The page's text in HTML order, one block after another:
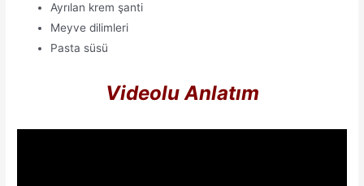
Ayrılan krem şanti
Meyve dilimleri
Pasta süsü
Videolu Anlatım